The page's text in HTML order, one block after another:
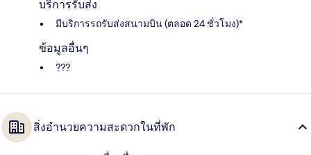
บริการรับส่ง
มีบริการรถรับส่งสนามบิน (ตลอด 24 ชั่วโมง)*
ข้อมูลอื่นๆ
???
สิ่งอำนวยความสะดวกในที่พัก